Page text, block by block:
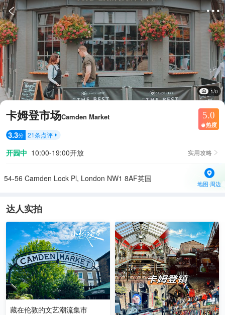
 
1/0
卡姆登市场Camden Market 5.0
 热度
3.3分 21条点评 
开园中 10:00-19:00开放 实用攻略 
54-56 Camden Lock Pl, London NW1 8AF英国
地图·周边
达人实拍
藏在伦敦的文艺潮流集市